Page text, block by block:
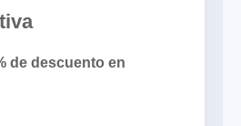
de descuento en